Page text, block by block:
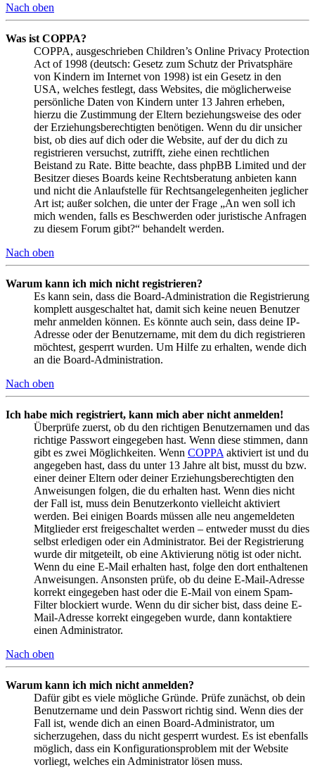
Nach oben
Was ist COPPA?
COPPA, ausgeschrieben Children’s Online Privacy Protection
Act of 1998 (deutsch: Gesetz zum Schutz der Privatsphäre
von Kindern im Internet von 1998) ist ein Gesetz in den
USA, welches festlegt, dass Websites, die möglicherweise
persönliche Daten von Kindern unter 13 Jahren erheben,
hierzu die Zustimmung der Eltern beziehungsweise des oder
der Erziehungsberechtigten benötigen. Wenn du dir unsicher
bist, ob dies auf dich oder die Website, auf der du dich zu
registrieren versuchst, zutrifft, ziehe einen rechtlichen
Beistand zu Rate. Bitte beachte, dass phpBB Limited und der
Besitzer dieses Boards keine Rechtsberatung anbieten kann
und nicht die Anlaufstelle für Rechtsangelegenheiten jeglicher
Art ist; außer solchen, die unter der Frage „An wen soll ich
mich wenden, falls es Beschwerden oder juristische Anfragen
zu diesem Forum gibt?“ behandelt werden.
Nach oben
Warum kann ich mich nicht registrieren?
Es kann sein, dass die Board-Administration die Registrierung
komplett ausgeschaltet hat, damit sich keine neuen Benutzer
mehr anmelden können. Es könnte auch sein, dass deine IP-
Adresse oder der Benutzername, mit dem du dich registrieren
möchtest, gesperrt wurden. Um Hilfe zu erhalten, wende dich
an die Board-Administration.
Nach oben
Ich habe mich registriert, kann mich aber nicht anmelden!
Überprüfe zuerst, ob du den richtigen Benutzernamen und das
richtige Passwort eingegeben hast. Wenn diese stimmen, dann
gibt es zwei Möglichkeiten. Wenn COPPA aktiviert ist und du
angegeben hast, dass du unter 13 Jahre alt bist, musst du bzw.
einer deiner Eltern oder deiner Erziehungsberechtigten den
Anweisungen folgen, die du erhalten hast. Wenn dies nicht
der Fall ist, muss dein Benutzerkonto vielleicht aktiviert
werden. Bei einigen Boards müssen alle neu angemeldeten
Mitglieder erst freigeschaltet werden – entweder musst du dies
selbst erledigen oder ein Administrator. Bei der Registrierung
wurde dir mitgeteilt, ob eine Aktivierung nötig ist oder nicht.
Wenn du eine E-Mail erhalten hast, folge den dort enthaltenen
Anweisungen. Ansonsten prüfe, ob du deine E-Mail-Adresse
korrekt eingegeben hast oder die E-Mail von einem Spam-
Filter blockiert wurde. Wenn du dir sicher bist, dass deine E-
Mail-Adresse korrekt eingegeben wurde, dann kontaktiere
einen Administrator.
Nach oben
Warum kann ich mich nicht anmelden?
Dafür gibt es viele mögliche Gründe. Prüfe zunächst, ob dein
Benutzername und dein Passwort richtig sind. Wenn dies der
Fall ist, wende dich an einen Board-Administrator, um
sicherzugehen, dass du nicht gesperrt wurdest. Es ist ebenfalls
möglich, dass ein Konfigurationsproblem mit der Website
vorliegt, welches ein Administrator lösen muss.